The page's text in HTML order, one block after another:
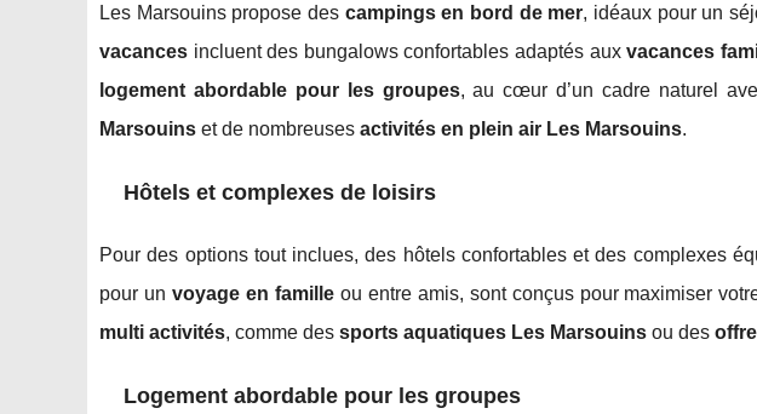
Les Marsouins propose des campings en bord de mer, idéaux pour un
vacances incluent des bungalows confortables adaptés auxvacances
logement abordable pour les groupes, au cœur d’un cadre naturel
Marsouins et de nombreuses activités en plein air Les Marsouins.
Hôtels et complexes de loisirs
Pour des options tout inclues, des hôtels confortables et des complexes
pour un voyage en familleou entre amis, sont conçus pour maximiser
multi activités, comme des sports aquatiques Les Marsouins ou des
Logement abordable pour les groupes